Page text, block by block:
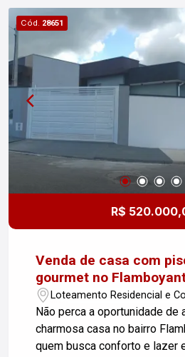
Cód. 28651
R$
Venda de casa com
gourmet no
Pindamonhangaba/SP
Loteamento Residencial e
- Pindamonhangaba/SP
Não perca a oportunidade de
charmosa casa no bairro
quem busca conforto e lazer